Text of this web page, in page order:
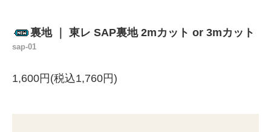
裏地 ｜ 東レ SAP裏地 2mカット or 3mカット
sap-01
1,600円(税込1,760円)